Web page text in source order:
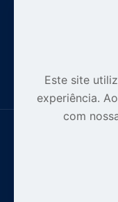
© 2012-2026
Todos os
Este site
experiência.
com